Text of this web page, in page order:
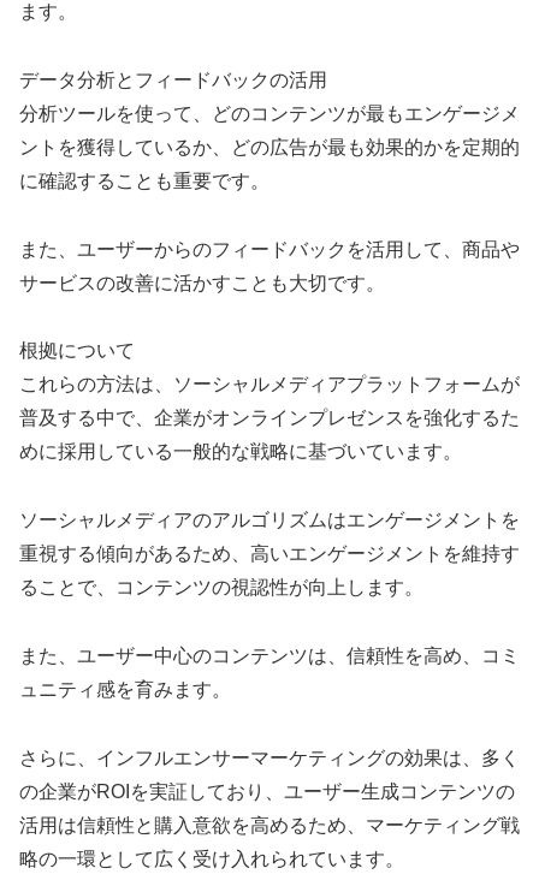
ます。
データ分析とフィードバックの活用
分析ツールを使って、どのコンテンツが最もエンゲージメ
ントを獲得しているか、どの広告が最も効果的かを定期的
に確認することも重要です。
また、ユーザーからのフィードバックを活用して、商品や
サービスの改善に活かすことも大切です。
根拠について
これらの方法は、ソーシャルメディアプラットフォームが
普及する中で、企業がオンラインプレゼンスを強化するた
めに採用している一般的な戦略に基づいています。
ソーシャルメディアのアルゴリズムはエンゲージメントを
重視する傾向があるため、高いエンゲージメントを維持す
ることで、コンテンツの視認性が向上します。
また、ユーザー中心のコンテンツは、信頼性を高め、コミ
ュニティ感を育みます。
さらに、インフルエンサーマーケティングの効果は、多く
の企業がROIを実証しており、ユーザー生成コンテンツの
活用は信頼性と購入意欲を高めるため、マーケティング戦
略の一環として広く受け入れられています。